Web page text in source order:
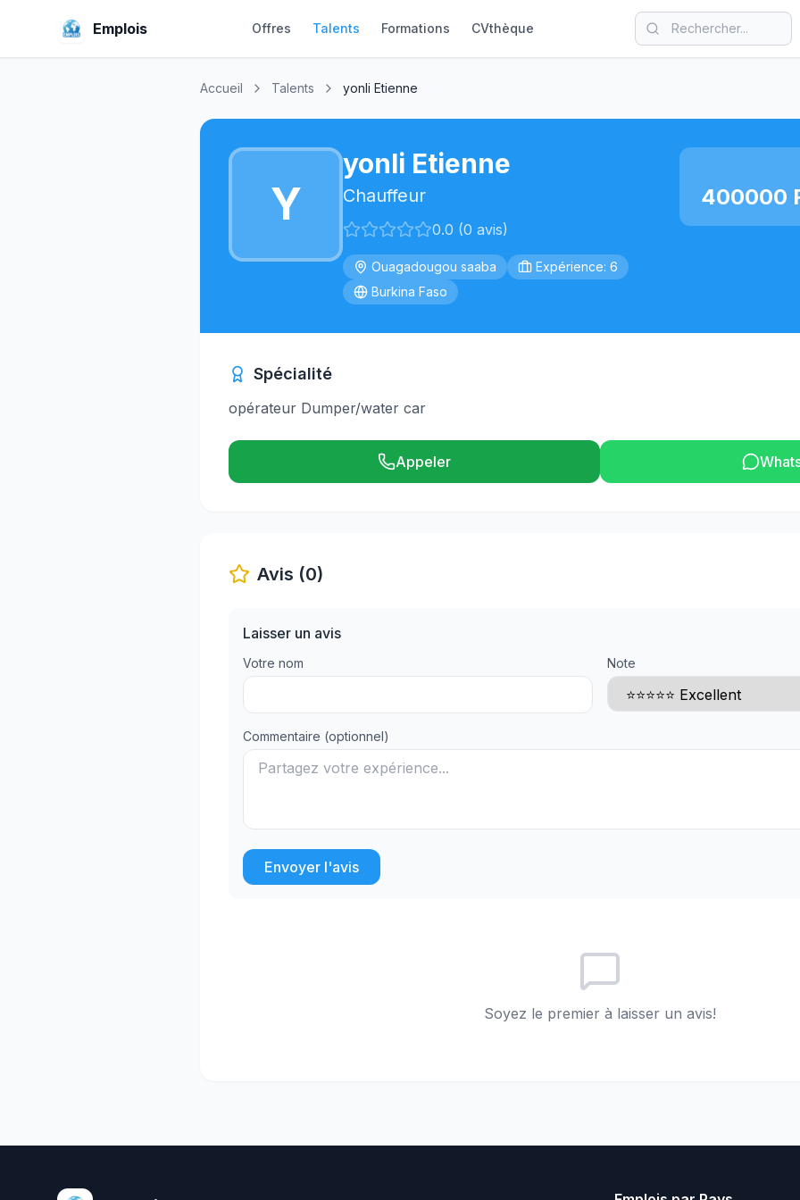
Emplois Offres Talents Formations CVthèque
Accueil Talents yonli Etienne
Y
yonli Etienne
Chauffeur
0.0 (0 avis)
Ouagadougou saaba
Expérience: 6
Burkina Faso
400000
Spécialité
opérateur Dumper/water car
Appeler
Avis (0)
Laisser un avis
Votre nom Note
Commentaire (optionnel)
Envoyer l'avis
Soyez le premier à laisser un avis!